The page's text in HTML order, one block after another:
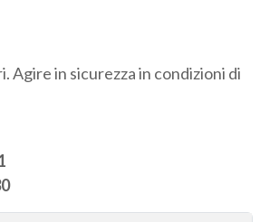
Agire in sicurezza in condizioni di